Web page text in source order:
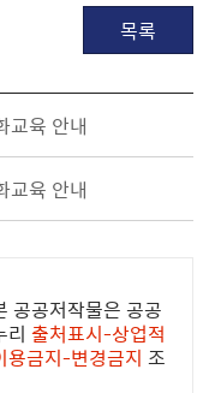
목록
육 안내
육 안내
공공저작물은 공공
리 출처표시-상업적
용금지-변경금지 조